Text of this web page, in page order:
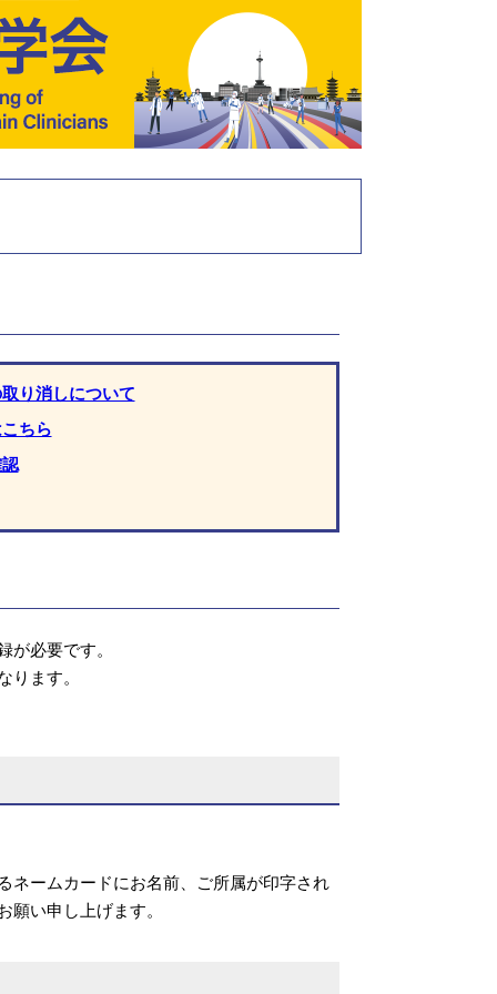
り消しについて
ちら
が必要です。
ります。
ームカードにお名前、ご所属が印字され
い申し上げます。